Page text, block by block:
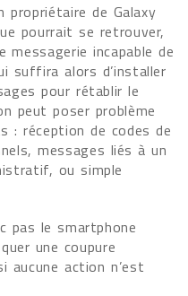
propriétaire de Galaxy
pourrait se retrouver,
messagerie incapable de
suffira alors d’installer
pour rétablir le
peut poser problème
: réception de codes de
messages liés à un
ou simple
pas le smartphone
une coupure
aucune action n’est